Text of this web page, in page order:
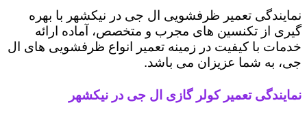
نمایندگی تعمیر ظرفشویی ال جی در نیکشهر با بهره
گیری از تکنسین های مجرب و متخصص، آماده ارائه
خدمات با کیفیت در زمینه تعمیر انواع ظرفشویی های ال
جی، به شما عزیزان می باشد.
نمایندگی تعمیر کولر گازی ال جی در نیکشهر